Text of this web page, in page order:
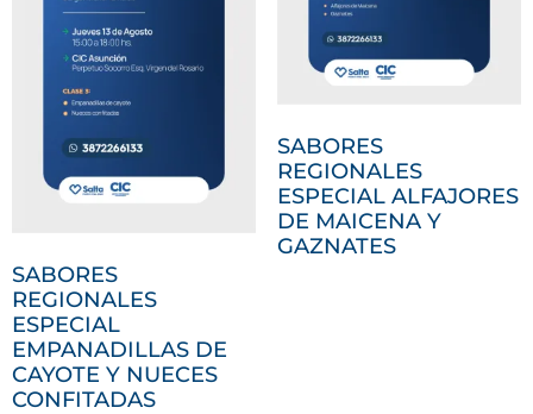
SABORES
REGIONALES
ESPECIAL
EMPANADILLAS DE
CAYOTE Y NUECES
CONFITADAS
SABORES
REGIONALES
ESPECIAL ALFAJORES
DE MAICENA Y
GAZNATES